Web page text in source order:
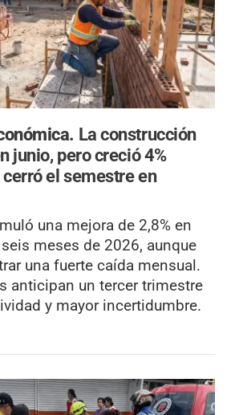
La construcción
junio, pero creció 4%
el semestre en
una mejora de 2,8% en
meses de 2026, aunque
una fuerte caída mensual.
anticipan un tercer trimestre
y mayor incertidumbre.